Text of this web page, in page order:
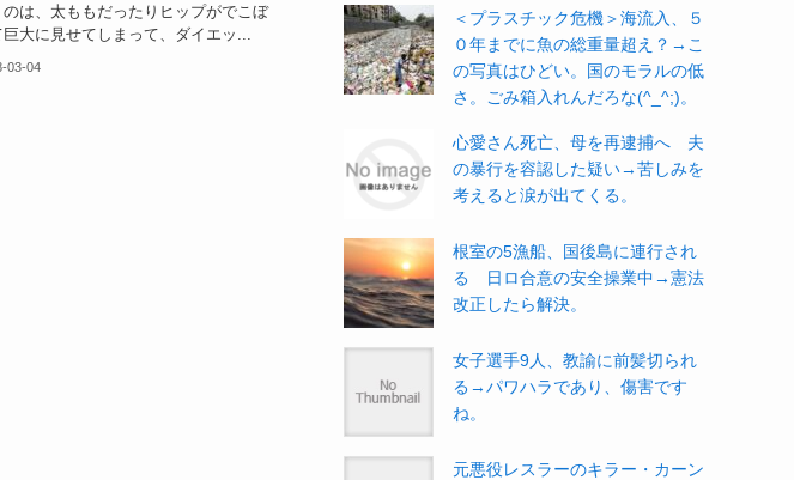
のは、太ももだったりヒップがでこぼ
巨大に見せてしまって、ダイエッ...
03-04
＜プラスチック危機＞海流入、５
０年までに魚の総重量超え？→こ
の写真はひどい。国のモラルの低
さ。ごみ箱入れんだろな(^_^;)。
心愛さん死亡、母を再逮捕へ 夫
の暴行を容認した疑い→苦しみを
考えると涙が出てくる。
根室の5漁船、国後島に連行され
る 日ロ合意の安全操業中→憲法
改正したら解決。
女子選手9人、教諭に前髪切られ
る→パワハラであり、傷害です
ね。
元悪役レスラーのキラー・カーン